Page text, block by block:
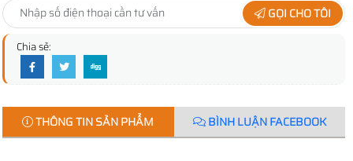
GỌI CHO TÔI
Chia sẻ:
THÔNG TIN SẢN PHẨM BÌNH LUẬN FACEBOOK